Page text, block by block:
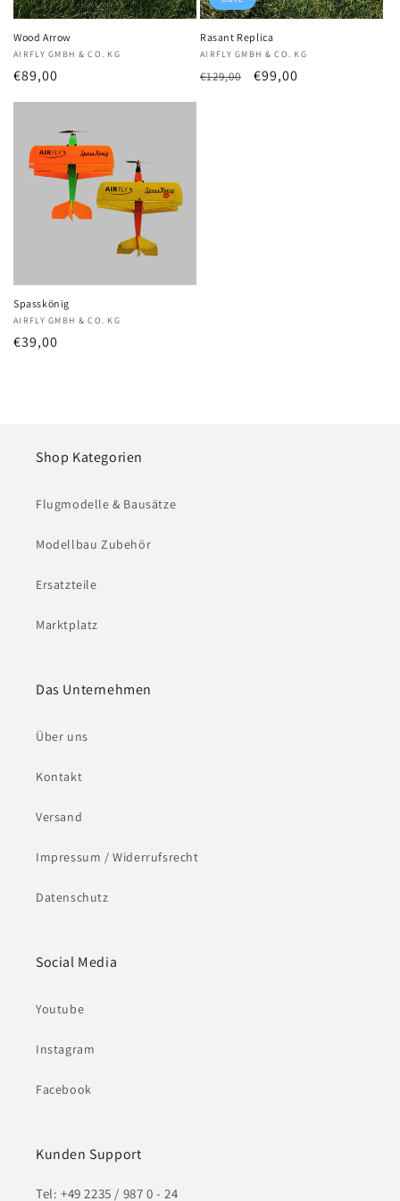
Wood Arrow
Anbieter:
AIRFLY GMBH & CO. KG
Normaler
€89,00
Rasant Replica
Anbieter:
AIRFLY GMBH & CO. KG
Normaler
€129,00 Verkaufspreis
€99,00
Spasskönig
Anbieter:
AIRFLY GMBH & CO. KG
Normaler
€39,00
Shop Kategorien
Flugmodelle & Bausätze
Modellbau Zubehör
Ersatzteile
Marktplatz
Das Unternehmen
Über uns
Kontakt
Versand
Impressum / Widerrufsrecht
Datenschutz
Social Media
Youtube
Instagram
Facebook
Kunden Support
Tel: +49 2235 / 987 0 - 24